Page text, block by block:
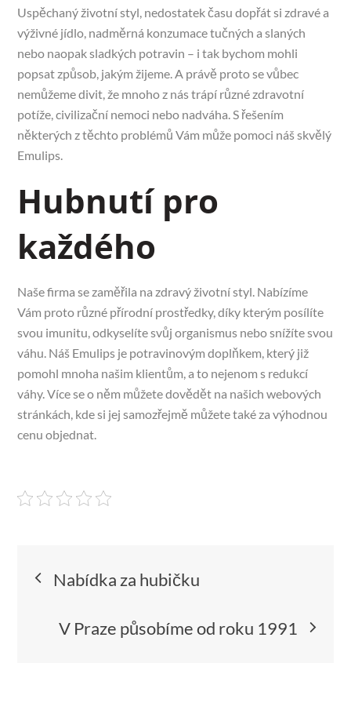
Uspěchaný životní styl, nedostatek času dopřát si zdravé a
výživné jídlo, nadměrná konzumace tučných a slaných
nebo naopak sladkých potravin – i tak bychom mohli
popsat způsob, jakým žijeme. A právě proto se vůbec
nemůžeme divit, že mnoho z nás trápí různé zdravotní
potíže, civilizační nemoci nebo nadváha. S řešením
některých z těchto problémů Vám může pomoci náš skvělý
Emulips.
Hubnutí pro
každého
Naše firma se zaměřila na zdravý životní styl. Nabízíme
Vám proto různé přírodní prostředky, díky kterým posílíte
svou imunitu, odkyselíte svůj organismus nebo snížíte svou
váhu. Náš Emulips je potravinovým doplňkem, který již
pomohl mnoha našim klientům, a to nejenom s redukcí
váhy. Více se o něm můžete dovědět na našich webových
stránkách, kde si jej samozřejmě můžete také za výhodnou
cenu objednat.
Navigace
pro
Nabídka za hubičku
V Praze působíme od roku 1991